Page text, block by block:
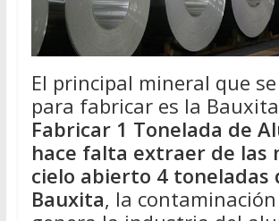
El principal mineral que
para fabricar es la
Fabricar 1 Tonelada de
hace falta extraer de las
cielo abierto 4 toneladas
Bauxita, la